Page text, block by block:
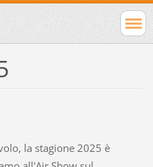
la stagione 2025 è